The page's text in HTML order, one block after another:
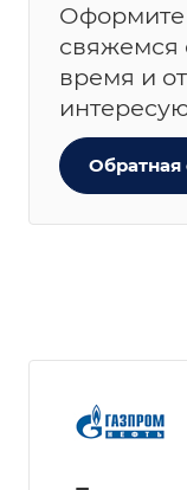
Оформите
свяжемся
время и
Обратная